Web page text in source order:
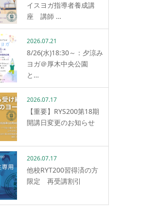
イスヨガ指導者養成講
座 講師 …
2026.07.21
8/26(水)18:30～：夕涼み
ヨガ＠厚木中央公園
と…
2026.07.17
【重要】RYS200第18期
開講日変更のお知らせ
2026.07.17
他校RYT200習得済の方
限定 再受講割引